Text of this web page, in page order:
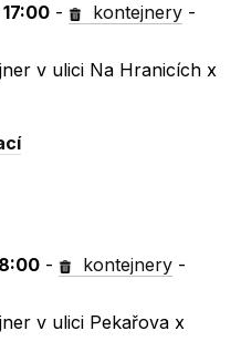
- kontejnery -
v ulici Na Hranicích x
- kontejnery -
v ulici Pekařova x